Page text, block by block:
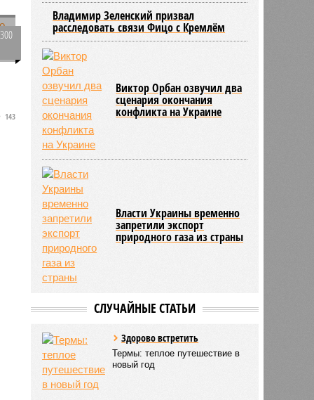
143
Владимир Зеленский призвал
расследовать связи Фицо с Кремлём
Виктор Орбан озвучил два
сценария окончания
конфликта на Украине
Власти Украины временно
запретили экспорт
природного газа из страны
СЛУЧАЙНЫЕ СТАТЬИ
Здорово встретить
Термы: теплое путешествие в
новый год